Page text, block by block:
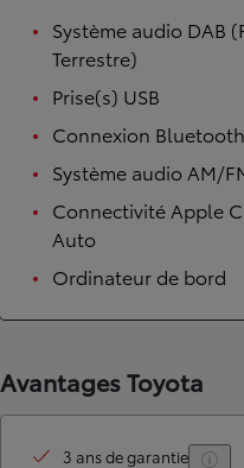
Système audio DAB
Terrestre)
Prise(s) USB
Connexion
Système audio AM/
Connectivité Apple
Auto
Ordinateur de bord
Avantages Toyota
3 ans de garantie